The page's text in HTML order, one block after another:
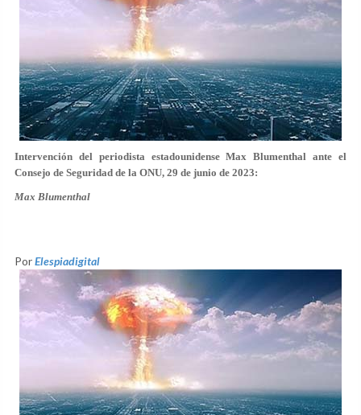
Intervención del periodista estadounidense Max Blumenthal ante el
Consejo de Seguridad de la ONU, 29 de junio de 2023:
Max Blumenthal
PorElespiadigital